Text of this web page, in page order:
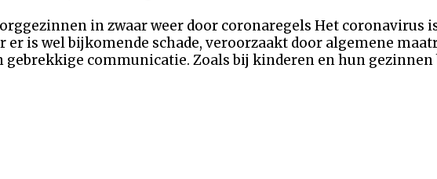
in zwaar weer door coronaregels Het coronavirus
er is wel bijkomende schade, veroorzaakt door algemene
communicatie. Zoals bij kinderen en hun gezinnen